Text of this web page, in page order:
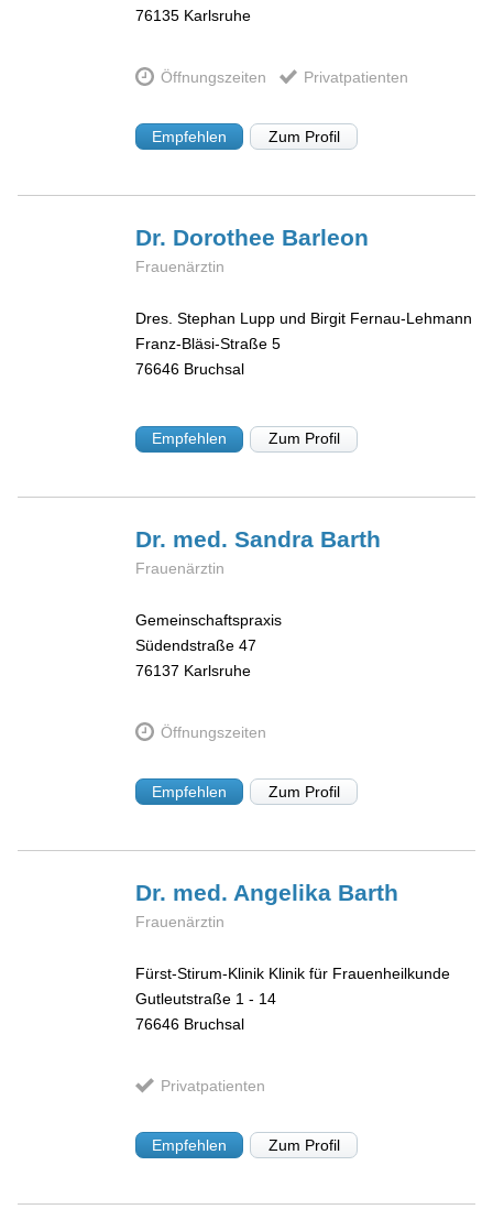
76135 Karlsruhe
Öffnungszeiten Privatpatienten
Empfehlen Zum Profil
Dr. Dorothee Barleon
Frauenärztin
Dres. Stephan Lupp und Birgit Fernau-Lehmann
Franz-Bläsi-Straße 5
76646 Bruchsal
Empfehlen Zum Profil
Dr. med. Sandra Barth
Frauenärztin
Gemeinschaftspraxis
Südendstraße 47
76137 Karlsruhe
Öffnungszeiten
Empfehlen Zum Profil
Dr. med. Angelika Barth
Frauenärztin
Fürst-Stirum-Klinik Klinik für Frauenheilkunde
Gutleutstraße 1 - 14
76646 Bruchsal
Privatpatienten
Empfehlen Zum Profil